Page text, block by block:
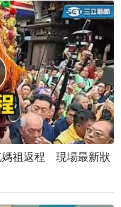
媽祖返程 現場最新狀